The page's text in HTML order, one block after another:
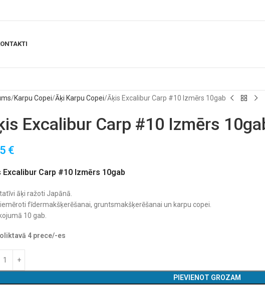
Karpu Copei Āķi Karpu Copei Āķis Excalibur Carp #10 Izmērs 10gab
Excalibur Carp #10 Izmērs
€
Excalibur Carp #10 Izmērs 10gab
āķi ražoti Japānā.
fīdermakšķerēšanai, gruntsmakšķerēšanai un karpu copei.
10 gab.
4 prece/-es
PIEVIENOT GROZAM